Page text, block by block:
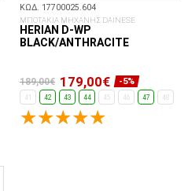
ΚΩΔ. 17700025.604
ΜΠΟΤΑΚΙΑ ΜΗΧΑΝΗΣ DAINESE
HERIAN D-WP
BLACK/ANTHRACITE
189,00€ 179,00€ -5%
41 42 43 44 45 46 47 48